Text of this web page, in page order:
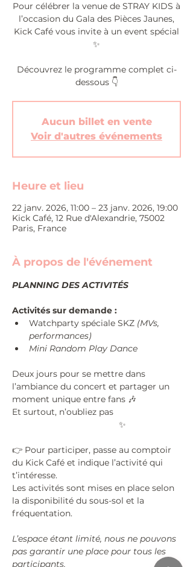
Pour célébrer la venue de STRAY KIDS à
l’occasion du Gala des Pièces Jaunes,
Kick Café vous invite à un event spécial
✨
Découvrez le programme complet ci-
dessous 👇
Aucun billet en vente
Voir d'autres événements
Heure et lieu
22 janv. 2026, 11:00 – 23 janv. 2026, 19:00
Kick Café, 12 Rue d'Alexandrie, 75002
Paris, France
À propos de l'événement
PLANNING DES ACTIVITÉS
Activités sur demande :
Watchparty spéciale SKZ (MVs,
performances)
Mini Random Play Dance
Deux jours pour se mettre dans
l’ambiance du concert et partager un
moment unique entre fans 🎶
Et surtout, n’oubliez pas
✨
👉 Pour participer, passe au comptoir
du Kick Café et indique l’activité qui
t’intéresse.
Les activités sont mises en place selon
la disponibilité du sous-sol et la
fréquentation.
L’espace étant limité, nous ne pouvons
pas garantir une place pour tous les
participants.